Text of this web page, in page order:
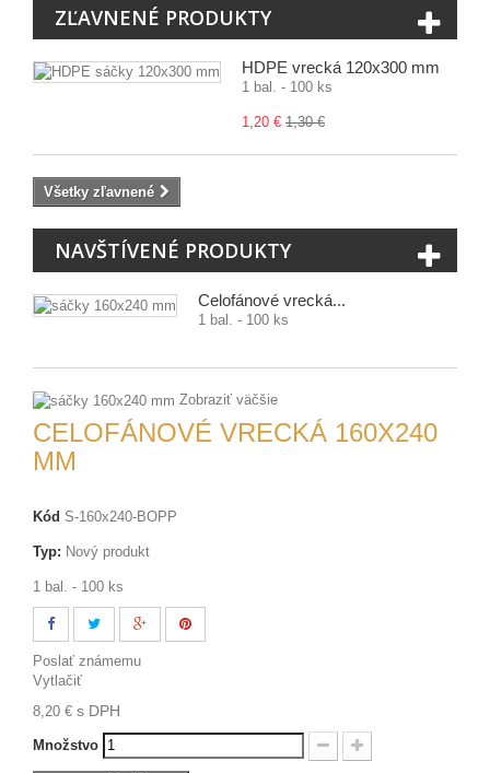
ZĽAVNENÉ PRODUKTY
HDPE vrecká 120x300 mm
1 bal. - 100 ks
1,20 € 1,30 €
Všetky zľavnené
NAVŠTÍVENÉ PRODUKTY
Celofánové vrecká...
1 bal. - 100 ks
Zobraziť väčšie
CELOFÁNOVÉ VRECKÁ 160X240
MM
Kód S-160x240-BOPP
Typ: Nový produkt
1 bal. - 100 ks
Poslať známemu
Vytlačiť
8,20 € s DPH
Množstvo